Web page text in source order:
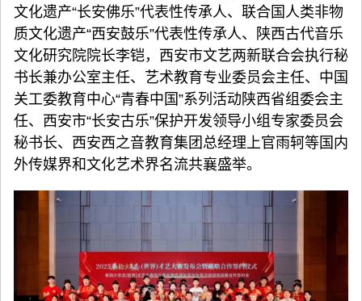
文化遗产“长安佛乐”代表性传承人、联合国人类非物
质文化遗产“西安鼓乐”代表性传承人、陕西古代音乐
文化研究院院长李铠，西安市文艺两新联合会执行秘
书长兼办公室主任、艺术教育专业委员会主任、中国
关工委教育中心“青春中国”系列活动陕西省组委会主
任、西安市“长安古乐”保护开发领导小组专家委员会
秘书长、西安西之音教育集团总经理上官雨轲等国内
外传媒界和文化艺术界名流共襄盛举。